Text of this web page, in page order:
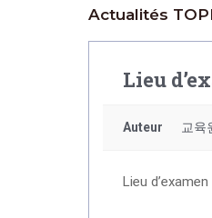
Actualités
Lieu
Auteur 교육
Lieu